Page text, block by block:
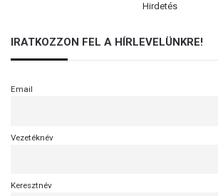
Hirdetés
IRATKOZZON FEL A HÍRLEVELÜNKRE!
Email
Vezetéknév
Keresztnév